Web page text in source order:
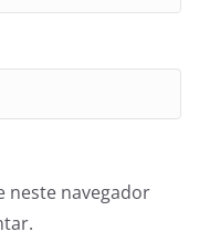
neste navegador